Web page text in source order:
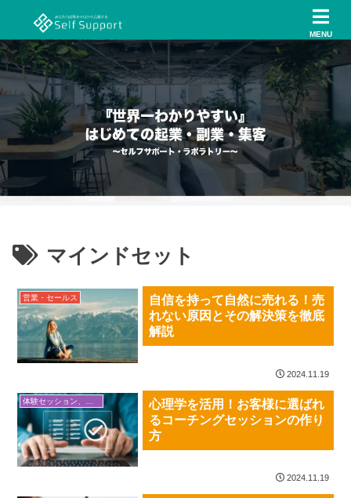
MENU
マインドセット
営業・セールス
自信を持って自然に売れる！売
れない原因とその解決策を徹底
解説
2024.11.19
心理学を活用！お客様に選ばれ
るコーチングセッションの作り
方
2024.11.19